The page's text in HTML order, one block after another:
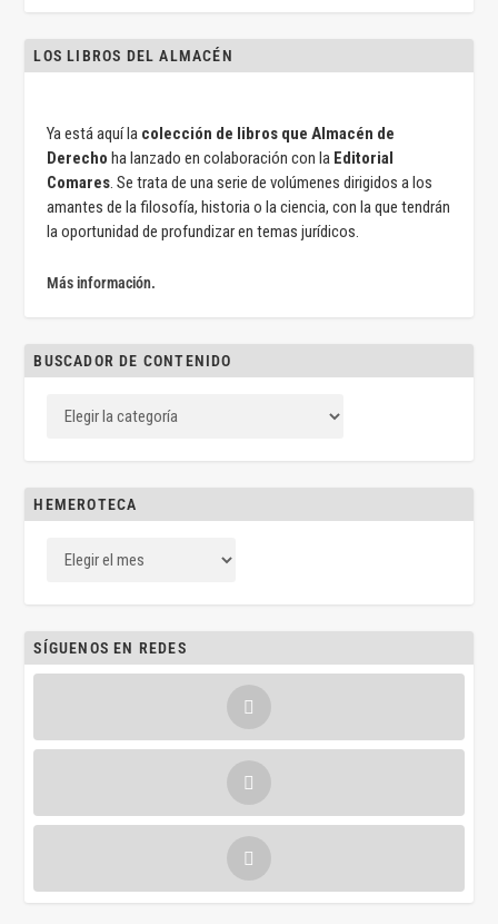
LOS LIBROS DEL ALMACÉN
Ya está aquí la colección de libros que Almacén de
Derecho ha lanzado en colaboración con la Editorial
Comares. Se trata de una serie de volúmenes dirigidos a los
amantes de la filosofía, historia o la ciencia, con la que tendrán
la oportunidad de profundizar en temas jurídicos.
Más información.
BUSCADOR DE CONTENIDO
HEMEROTECA
SÍGUENOS EN REDES